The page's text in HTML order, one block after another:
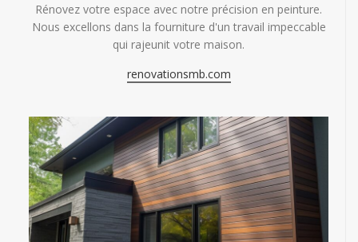
Rénovez votre espace avec notre précision en peinture.
Nous excellons dans la fourniture d'un travail impeccable
qui rajeunit votre maison.
renovationsmb.com